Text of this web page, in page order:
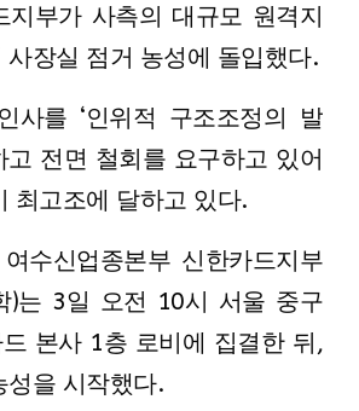
지부가 사측의 대규모 원격지
사장실 점거 농성에 돌입했다.
사를 ‘인위적 구조조정의 발
고 전면 철회를 요구하고 있어
최고조에 달하고 있다.
수신업종본부 신한카드지부
)는 3일 오전 10시 서울 중구
본사 1층 로비에 집결한 뒤,
성을 시작했다.